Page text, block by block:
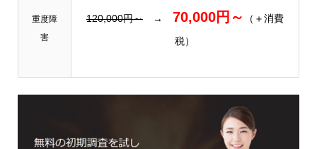
重度障
害
120,000円～→ 70,000円～
（＋消費
税）